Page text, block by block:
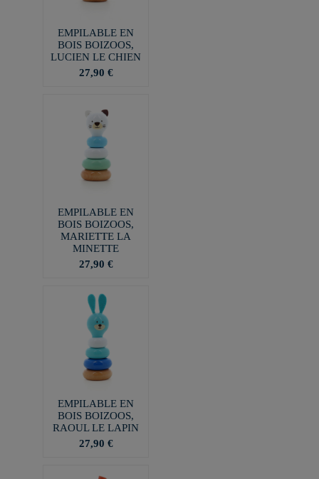
EMPILABLE EN
BOIS BOIZOOS,
LUCIEN LE CHIEN
27,90 €
EMPILABLE EN
BOIS BOIZOOS,
MARIETTE LA
MINETTE
27,90 €
EMPILABLE EN
BOIS BOIZOOS,
RAOUL LE LAPIN
27,90 €